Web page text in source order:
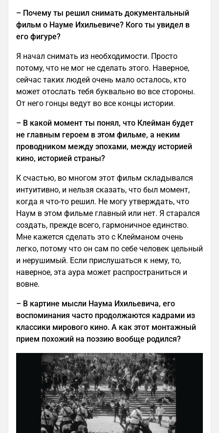
– Почему ты решил снимать документальный
фильм о Науме Ихильевиче? Кого ты увидел в
его фигуре?
Я начал снимать из необходимости. Просто
потому, что не мог не сделать этого. Наверное,
сейчас таких людей очень мало осталось, кто
может отослать тебя буквально во все стороны.
От него гонцы ведут во все концы истории.
– В какой момент ты понял, что Клейман будет
не главным героем в этом фильме, а неким
проводником между эпохами, между историей
кино, историей страны?
К счастью, во многом этот фильм складывался
интуитивно, и нельзя сказать, что был момент,
когда я что-то решил. Не могу утверждать, что
Наум в этом фильме главный или нет. Я старался
создать, прежде всего, гармоничное единство.
Мне кажется сделать это с Клейманом очень
легко, потому что он сам по себе человек цельный
и нерушимый. Если прислушаться к нему, то,
наверное, эта аура может распространиться и
вовне.
– В картине мысли Наума Ихильевича, его
воспоминания часто продолжаются кадрами из
классики мирового кино. А как этот монтажный
прием похожий на поэзию вообще родился?